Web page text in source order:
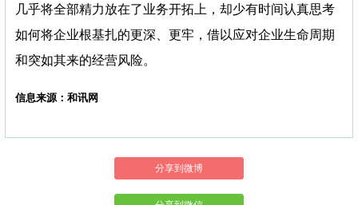
几乎将全部精力放在了业务开拓上，却少有时间认真思考
如何将企业根基扎的更深、更牢，借以应对企业生命周期
和突如其来的经营风险。
信息来源：和讯网
分享到微博